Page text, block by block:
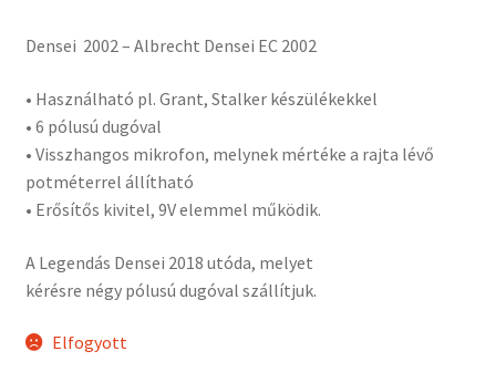
Densei 2002 – Albrecht Densei EC 2002
• Használható pl. Grant, Stalker készülékekkel
• 6 pólusú dugóval
• Visszhangos mikrofon, melynek mértéke a rajta lévő
potméterrel állítható
• Erősítős kivitel, 9V elemmel működik.
A Legendás Densei 2018 utóda, melyet
kérésre négy pólusú dugóval szállítjuk.
Elfogyott